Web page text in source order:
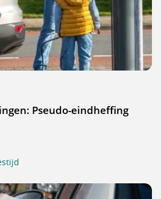
Pseudo-eindheffing